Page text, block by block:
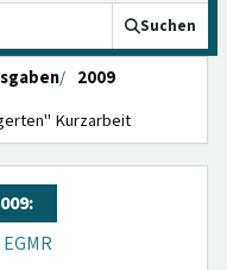
Suchen
2009
Kurzarbeit